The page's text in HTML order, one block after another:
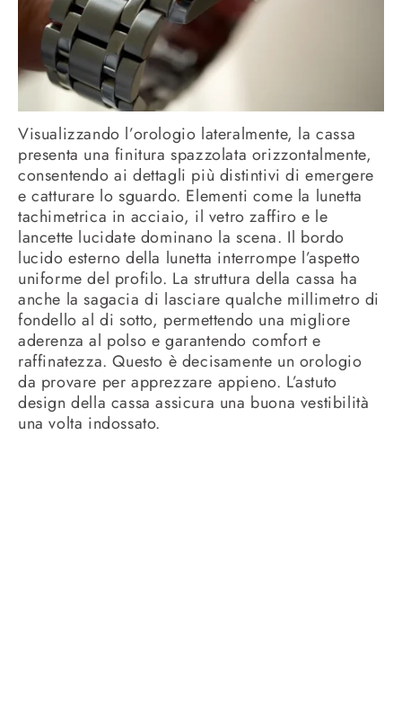
Visualizzando l’orologio lateralmente, la cassa
presenta una finitura spazzolata orizzontalmente,
consentendo ai dettagli più distintivi di emergere
e catturare lo sguardo. Elementi come la lunetta
tachimetrica in acciaio, il vetro zaffiro e le
lancette lucidate dominano la scena. Il bordo
lucido esterno della lunetta interrompe l’aspetto
uniforme del profilo. La struttura della cassa ha
anche la sagacia di lasciare qualche millimetro di
fondello al di sotto, permettendo una migliore
aderenza al polso e garantendo comfort e
raffinatezza. Questo è decisamente un orologio
da provare per apprezzare appieno. L’astuto
design della cassa assicura una buona vestibilità
una volta indossato.